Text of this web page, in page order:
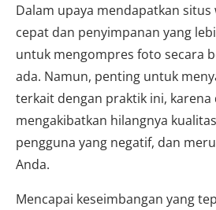
Dalam upaya mendapatkan situs
cepat dan penyimpanan yang
untuk mengompres foto secara
ada. Namun, penting untuk
terkait dengan praktik ini, karena
mengakibatkan hilangnya
pengguna yang negatif, dan
Anda.
Mencapai keseimbangan yang